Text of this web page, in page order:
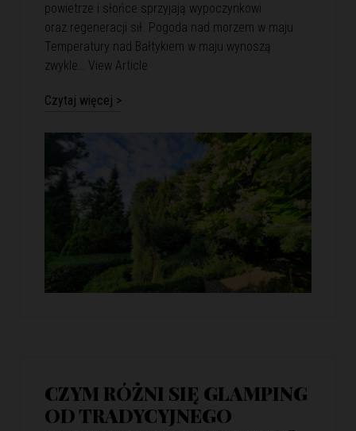
powietrze i słońce sprzyjają wypoczynkowi
oraz regeneracji sił. Pogoda nad morzem w maju
Temperatury nad Bałtykiem w maju wynoszą
zwykle… View Article
Czytaj więcej >
CZYM RÓŻNI SIĘ GLAMPING
OD TRADYCYJNEGO